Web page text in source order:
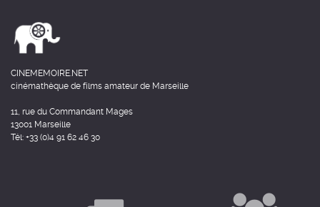
CINEMEMOIRE.NET
cinémathèque de films amateur de Marseille
11, rue du Commandant Mages
13001 Marseille
Tél: +33 (0)4 91 62 46 30